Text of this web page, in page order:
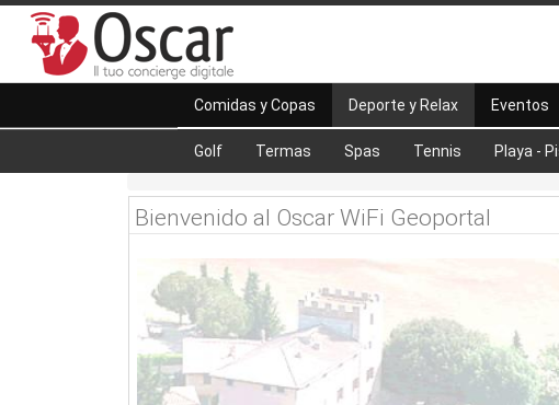
Comidas y Copas Deporte y Relax
Golf Termas Spas Tennis Playa -
Eventos
Bienvenido al Oscar WiFi Geoportal